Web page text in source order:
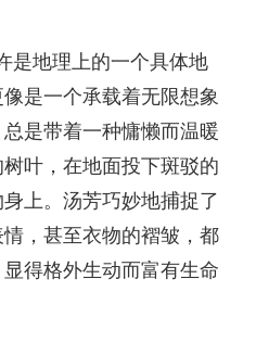
是地理上的一个具体地
是一个承载着无限想象
是带着一种慵懒而温暖
叶，在地面投下斑驳的
上。汤芳巧妙地捕捉了
，甚至衣物的褶皱，都
得格外生动而富有生命